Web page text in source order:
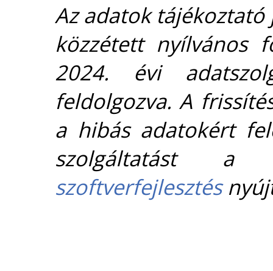
Az adatok
közzétett nyílvános
2024. évi
feldolgozva. A
a hibás adatokért
szolgáltatást
szoftverfejlesztés